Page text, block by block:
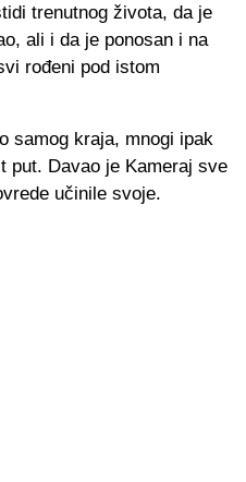
trenutnog života, da je
ali i da je ponosan i na
rođeni pod istom
samog kraja, mnogi ipak
put. Davao je Kameraj sve
učinile svoje.